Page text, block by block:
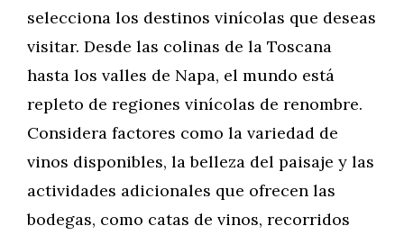
selecciona los destinos vinícolas que deseas
visitar. Desde las colinas de la Toscana
hasta los valles de Napa, el mundo está
repleto de regiones vinícolas de renombre.
Considera factores como la variedad de
vinos disponibles, la belleza del paisaje y las
actividades adicionales que ofrecen las
bodegas, como catas de vinos, recorridos